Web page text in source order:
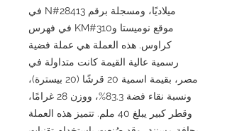
ميلاديًا، ومسجلة برقم N#28413 في
موقع نوميستا وKM#310 في فهرس
كراوس. هذه العملة هي عملة فضية
رسمية عالية القيمة كانت متداولة في
مصر، بقيمة اسمية 20 قرشًا (20 بيسترة)،
ونسبة نقاء فضة 83.3%، ووزن 28 غرامًا،
وقطر كبير يبلغ 40 ملم. تتميز هذه العملة